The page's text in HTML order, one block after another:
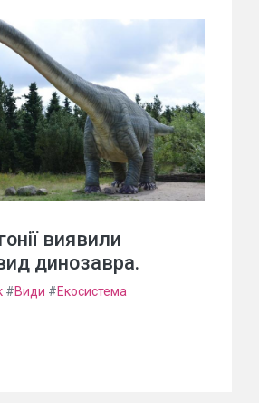
виявили
динозавра.
#Види #Екосистема